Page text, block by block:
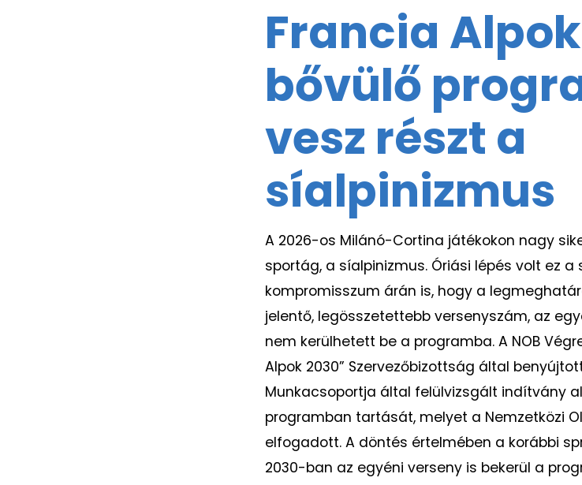
Francia
bővülő
vesz részt a
síalpinizmus
A 2026-os Milánó-Cortina játékokon nagy
sportág, a síalpinizmus. Óriási lépés volt ez
kompromisszum árán is, hogy a
jelentő, legösszetettebb versenyszám, az
nem kerülhetett be a programba. A NOB
Alpok 2030” Szervezőbizottság által
Munkacsoportja által felülvizsgált indítvány
programban tartását, melyet a Nemzetközi
elfogadott. A döntés értelmében a korábbi
2030-ban az egyéni verseny is bekerül a